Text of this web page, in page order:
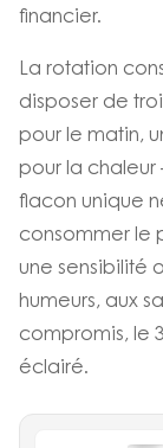
financier.
La rotation
disposer de
pour le matin,
pour la
flacon unique
consommer le
une sensibilité
humeurs, aux
compromis, le
éclairé.